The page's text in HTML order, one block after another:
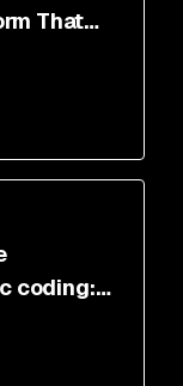
That
coding: